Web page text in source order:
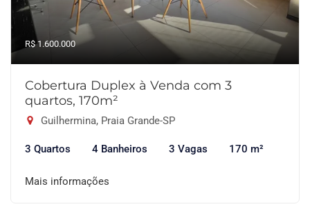
R$ 1.600.000
Cobertura Duplex à Venda com 3
quartos, 170m²
Guilhermina, Praia Grande-SP
3 Quartos 4 Banheiros 3 Vagas 170 m²
Mais informações